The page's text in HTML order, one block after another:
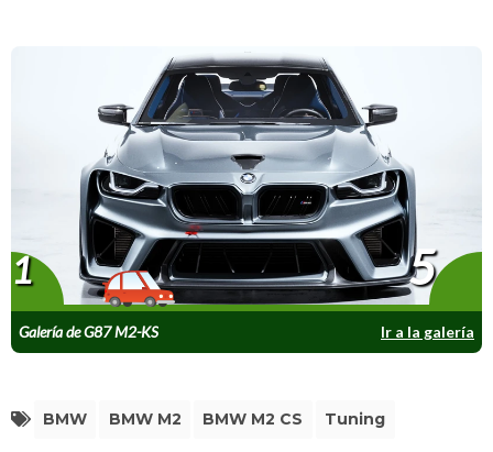
Galería de G87 M2-KS Ir a la galería
1 5
BMW BMW M2 BMW M2 CS Tuning